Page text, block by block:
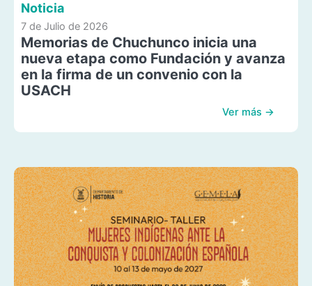
Noticia
7 de Julio de 2026
Memorias de Chuchunco inicia una
nueva etapa como Fundación y avanza
en la firma de un convenio con la
USACH
Ver más →